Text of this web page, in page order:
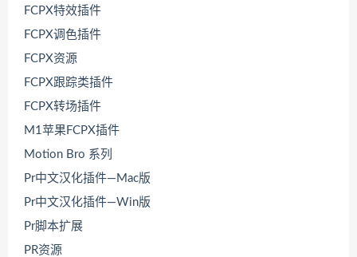
FCPX特效插件
FCPX调色插件
FCPX资源
FCPX跟踪类插件
FCPX转场插件
M1苹果FCPX插件
Motion Bro 系列
Pr中文汉化插件—Mac版
Pr中文汉化插件—Win版
Pr脚本扩展
PR资源